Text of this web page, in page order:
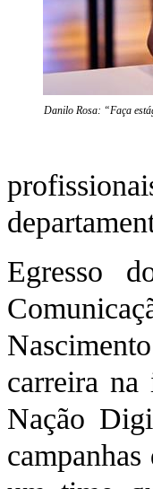
Danilo Rosa: “Faça
Egresso
carreira na
Nação